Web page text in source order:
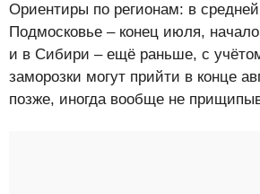
Ориентиры по регионам: в
Подмосковье – конец июля,
и в Сибири – ещё раньше, с
заморозки могут прийти в конце
позже, иногда вообще не